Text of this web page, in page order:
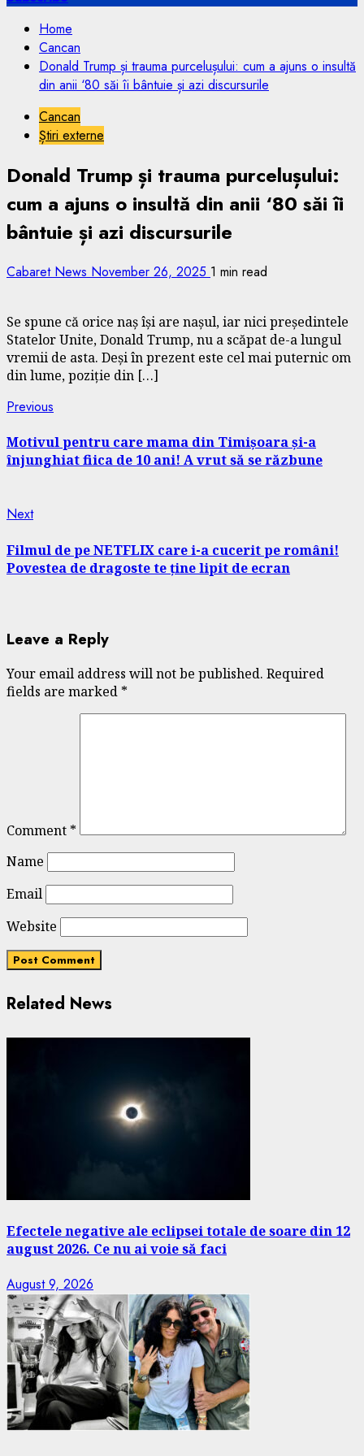
Home
Cancan
Donald Trump și trauma purcelușului: cum a ajuns o insultă
din anii ‘80 săi îi bântuie și azi discursurile
Cancan
Știri externe
Donald Trump și trauma purcelușului:
cum a ajuns o insultă din anii ‘80 săi îi
bântuie și azi discursurile
Cabaret News November 26, 2025 1 min read
Se spune că orice naș își are nașul, iar nici președintele
Statelor Unite, Donald Trump, nu a scăpat de-a lungul
vremii de asta. Deși în prezent este cel mai puternic om
din lume, poziție din […]
Continue
Reading
Previous
Motivul pentru care mama din Timișoara și-a
înjunghiat fiica de 10 ani! A vrut să se răzbune
NextNext
Filmul de pe NETFLIX care i-a cucerit pe români!
Povestea de dragoste te ține lipit de ecran
Leave a Reply
Your email address will not be published. Required
fields are marked *
Comment *
Name
Email
Website
Related News
Efectele negative ale eclipsei totale de soare din 12
august 2026. Ce nu ai voie să faci
August 9, 2026